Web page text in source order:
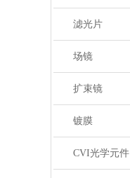
滤光片
场镜
扩束镜
镀膜
CVI光学元件